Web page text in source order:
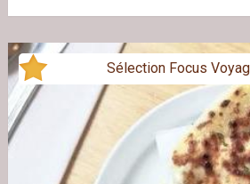
Sélection Focus